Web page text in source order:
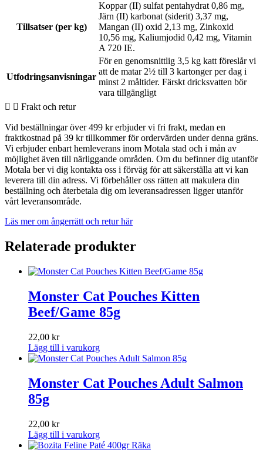
Tillsatser (per kg)
Koppar (II) sulfat pentahydrat 0,86 mg,
Järn (II) karbonat (siderit) 3,37 mg,
Mangan (II) oxid 2,13 mg, Zinkoxid
10,56 mg, Kaliumjodid 0,42 mg, Vitamin
A 720 IE.
Utfodringsanvisningar
För en genomsnittlig 3,5 kg katt föreslår vi
att de matar 2½ till 3 kartonger per dag i
minst 2 måltider. Färskt dricksvatten bör
vara tillgängligt
Frakt och retur
Vid beställningar över 499 kr erbjuder vi fri frakt, medan en
fraktkostnad på 39 kr tillkommer för ordervärden under denna gräns.
Vi erbjuder enbart hemleverans inom Motala stad och i mån av
möjlighet även till närliggande områden. Om du befinner dig utanför
Motala ber vi dig kontakta oss i förväg för att säkerställa att vi kan
leverera till din adress. Vi förbehåller oss rätten att makulera din
beställning och återbetala dig om leveransadressen ligger utanför
vårt leveransområde.
Läs mer om ångerrätt och retur här
Relaterade produkter
Monster Cat Pouches Kitten
Beef/Game 85g
22,00 kr
Lägg till i varukorg
Monster Cat Pouches Adult Salmon
85g
22,00 kr
Lägg till i varukorg